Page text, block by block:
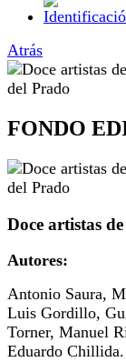
Atrás
FONDO
Doce artistas
Autores:
Antonio Saura,
Luis Gordillo,
Torner, Manuel
Eduardo Chillida.